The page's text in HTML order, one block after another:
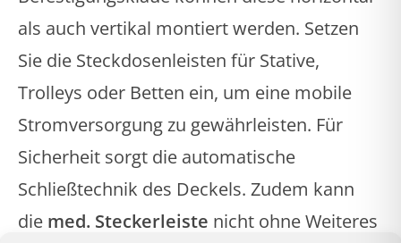
als auch vertikal montiert werden. Setzen
Sie die Steckdosenleisten für Stative,
Trolleys oder Betten ein, um eine mobile
Stromversorgung zu gewährleisten. Für
Sicherheit sorgt die automatische
Schließtechnik des Deckels. Zudem kann
die med. Steckerleiste nicht ohne Weiteres